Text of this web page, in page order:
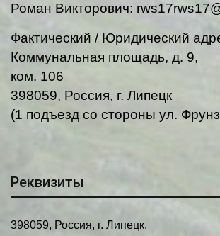
Роман Викторович:
Фактический / Юридический
Коммунальная площадь, д. 9,
ком. 106
398059, Россия, г. Липецк
(1 подъезд со стороны ул.
Реквизиты
398059, Россия, г. Липецк,